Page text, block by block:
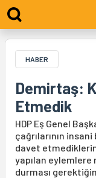
HABER
Demirtaş:
Etmedik
HDP Eş Genel
çağrılarının
davet
yapılan
durması